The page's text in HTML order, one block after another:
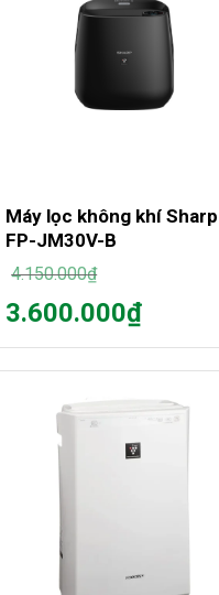
Máy lọc không khí Sharp
FP-JM30V-B
4.150.000₫
Giá
gốc
là:
3.600.000₫
tại
3.600.000₫.